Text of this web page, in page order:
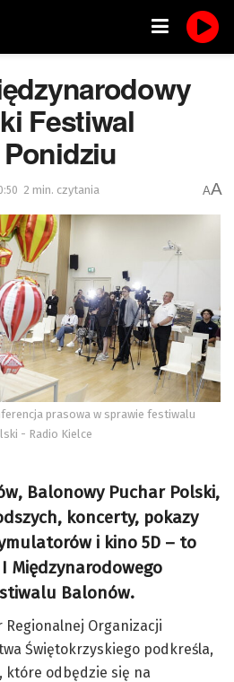
Festiwal
2 min. czytania AA
prasowa w sprawie festiwalu
- Radio Kielce
Balonowy Puchar Polski,
koncerty, pokazy
i kino 5D – to
Międzynarodowego
Balonów.
Organizacji
Świętokrzyskiego podkreśla,
które odbędzie się na